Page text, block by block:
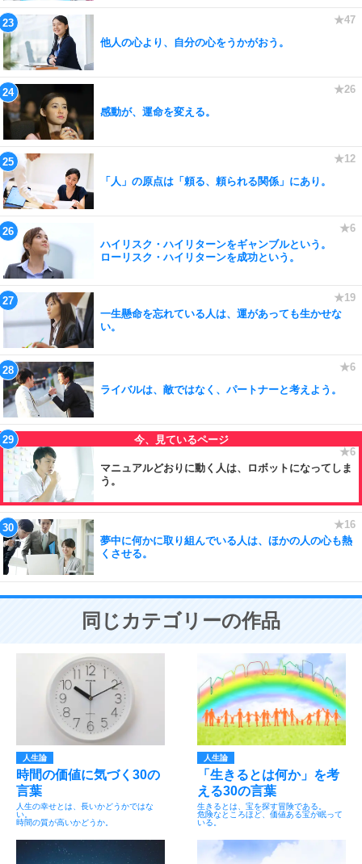
他人の心より、自分の心をうかがおう。
感動が、運命を変える。
「人」の原点は「頼る、頼られる関係」にあり。
ハイリスク・ハイリターンをギャンブルという。
ローリスク・ハイリターンを成功という。
一生懸命を忘れている人は、運があっても生かせな
い。
ライバルは、敵ではなく、パートナーと考えよう。
マニュアルどおりに動く人は、ロボットになってしま
う。
夢中に何かに取り組んでいる人は、ほかの人の心も熱
くさせる。
同じカテゴリーの作品
人生論
時間の価値に気づく30の
言葉
人生の幸せとは、長いかどうかではな
い。
時間の質が高いかどうか。
人生論
「生きるとは何か」を考
える30の言葉
生きるとは、宝を探す冒険である。
危険なところほど、価値ある宝が眠って
いる。